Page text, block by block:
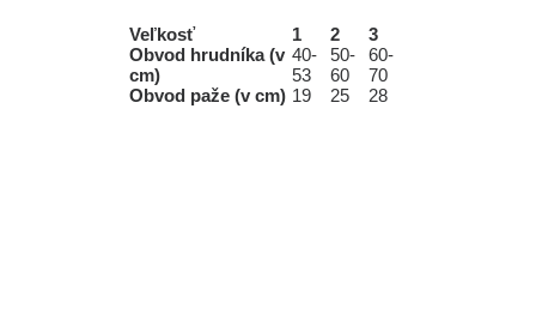
Veľkosť 1 2
3
Obvod hrudníka (v
cm)
40-
53
50-
60
60-
70
Obvod paže (v cm) 19 25 28